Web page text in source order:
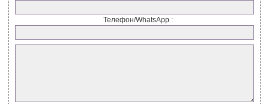
Телефон/WhatsApp :